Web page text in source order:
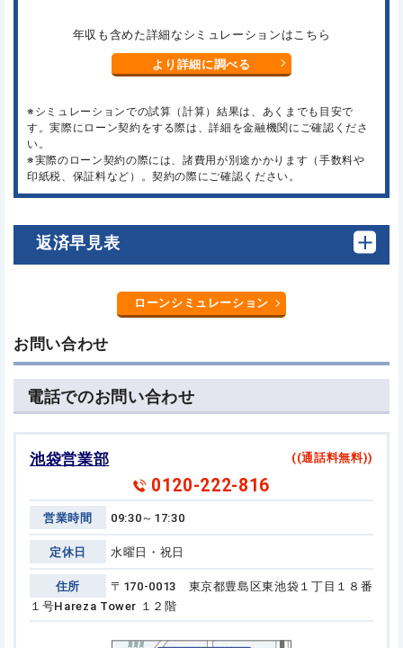
年収も含めた詳細なシミュレーションはこちら
より詳細に調べる
※シミュレーションでの試算（計算）結果は、あくまでも目安で
す。実際にローン契約をする際は、詳細を金融機関にご確認くださ
い。
※実際のローン契約の際には、諸費用が別途かかります（手数料や
印紙税、保証料など）。契約の際にご確認ください。
返済早見表
ローンシミュレーション
お問い合わせ
電話でのお問い合わせ
池袋営業部 ((通話料無料))
0120-222-816
営業時間 09:30～17:30
定休日 水曜日・祝日
住所
〒170-0013 東京都豊島区東池袋１丁目１８番
１号Hareza Tower １２階